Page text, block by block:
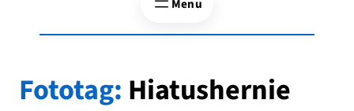
Fototag: Hiatushernie